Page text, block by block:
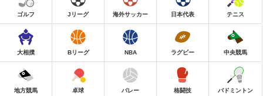
ゴルフ Jリーグ 海外サッカー 日本代表 テニス
大相撲 Bリーグ NBA ラグビー 中央競馬
地方競馬 卓球 バレー 格闘技 バドミントン